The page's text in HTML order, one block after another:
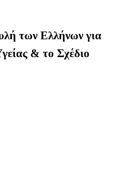
των Ελλήνων για
& το Σχέδιο